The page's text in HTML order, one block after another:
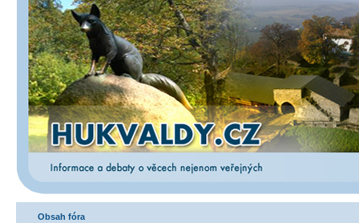
Obsah fóra